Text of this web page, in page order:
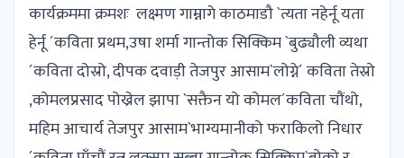
कार्यक्रममा क्रमशः लक्ष्मण गाम्नागे काठमाडौ `त्यता नहेर्नू यता
हेर्नू ´कविता प्रथम,उषा शर्मा गान्तोक सिक्किम `बुढ्यौली व्यथा
´कविता दोस्रो, दीपक दवाड़ी तेजपुर आसाम`लोग्ने´ कविता तेस्रो
,कोमलप्रसाद पोख्रेल झापा `सक्तैन यो कोमल´कविता चौंथो,
महिम आचार्य तेजपुर आसाम`भाग्यमानीको फराकिलो निधार